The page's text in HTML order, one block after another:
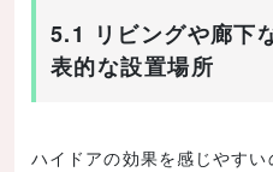
5.1 リビングや廊下
表的な設置場所
ハイドアの効果を感じやす